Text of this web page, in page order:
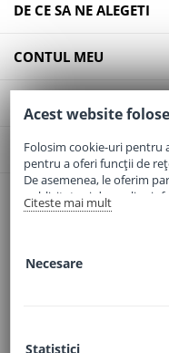
DE CE SA NE ALEGETI
CONTUL MEU
SERVICII CLIENTI
CONTACT
Email:office@elaptepraf.ro
Sos. Borsului, Nr.
Acest website
Folosim cookie-uri pentru
pentru a oferi funcții de
De asemenea, le oferim
publicitate și de analize
folosiți site-ul nostru.
Citeste mai mult
Necesare
Statistici